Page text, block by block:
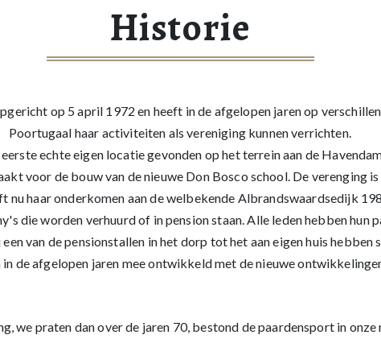
Historie
op 5 april 1972 en heeft in de afgelopen jaren op
Poortugaal haar activiteiten als vereniging kunnen verrichten.
echte eigen locatie gevonden op het terrein aan de
voor de bouw van de nieuwe Don Bosco school. De verenging
nu haar onderkomen aan de welbekende Albrandswaardsedijk
die worden verhuurd of in pension staan. Alle leden hebben hun
van de pensionstallen in het dorp tot het aan eigen huis hebben
de afgelopen jaren mee ontwikkeld met de nieuwe
we praten dan over de jaren 70, bestond de paardensport in